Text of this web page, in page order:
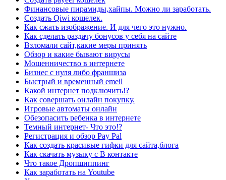
Финансовые пирамиды,хайпы. Можно ли заработать.
Создать Qiwi кошелек.
Как сжать изображение. И для чего это нужно.
Как сделать раздачу бонусов у себя на сайте
Взломали сайт,какие меры принять
Обзор и какие бывают вирусы
Мошенничество в интернете
Бизнес с нуля либо франшиза
Быстрый и временный еmeil
Какой интернет подключить!?
Как совершать онлайн покупку.
Игровые автоматы онлайн
Обезопасить ребенка в интернете
Темный интернет- Что это!?
Регистрация и обзор Pay Pal
Как создать красивые гифки для сайта,блога
Как скачать музыку с В контакте
Что такое Дропшиппинг
Как заработать на Youtube